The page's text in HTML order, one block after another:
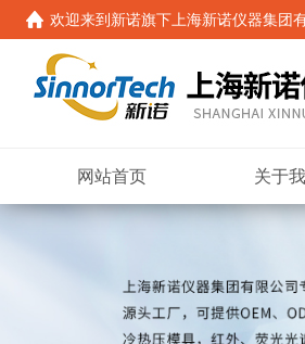
欢迎来到新诺旗下 上海新诺仪器集团
网站首页 关于